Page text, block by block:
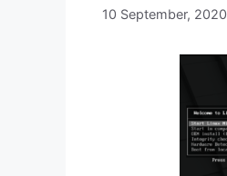
10 September, 2020